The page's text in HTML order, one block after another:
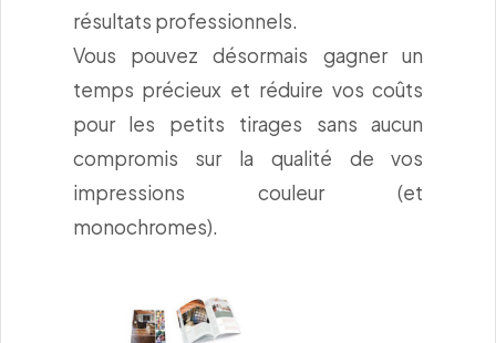
résultats professionnels.
Vous pouvez désormais gagner un
temps précieux et réduire vos coûts
pour les petits tirages sans aucun
compromis sur la qualité de vos
impressions couleur (et
monochromes).